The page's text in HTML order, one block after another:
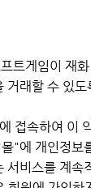
트게임이 재화
거래할 수 있
접속하여 이
"에 개인정보
서비스를 계속